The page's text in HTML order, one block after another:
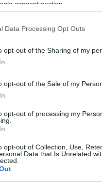
consent section.
Data Processing Opt Outs
opt-out of the Sharing of my
opt-out of the Sale of my
opt-out of processing my
opt-out of Collection, Use,
Data that Is Unrelated
Κώστας
στην παρουσίαση του
κόσμου στο γήπεδο